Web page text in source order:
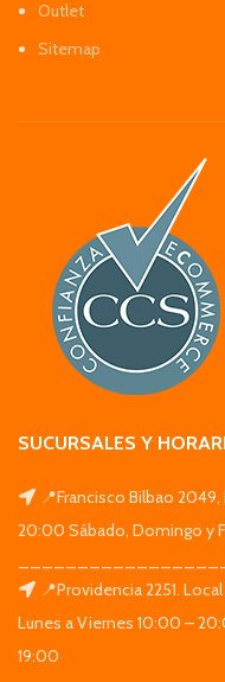
Outlet
Sitemap
SUCURSALES Y
📍Francisco Bilbao
20:00 Sábado, Domingo y
📍Providencia 2251.
Lunes a Viernes 10:00 –
19:00